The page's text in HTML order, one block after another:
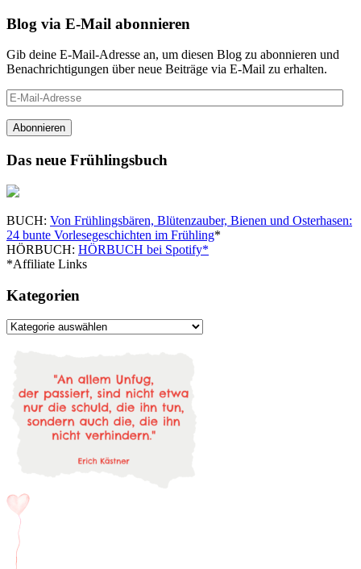
Blog via E-Mail abonnieren
Gib deine E-Mail-Adresse an, um diesen Blog zu abonnieren und
Benachrichtigungen über neue Beiträge via E-Mail zu erhalten.
E-
Mail-
Adresse
Abonnieren
Das neue Frühlingsbuch
BUCH: Von Frühlingsbären, Blütenzauber, Bienen und Osterhasen:
24 bunte Vorlesegeschichten im Frühling*
HÖRBUCH: HÖRBUCH bei Spotify*
*Affiliate Links
Kategorien
Kategorien